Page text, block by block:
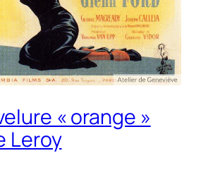
« orange »
Leroy